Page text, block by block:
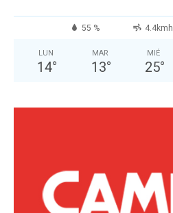
55 % 4.4kmh
LUN
14°
MAR
13°
MIÉ
25°